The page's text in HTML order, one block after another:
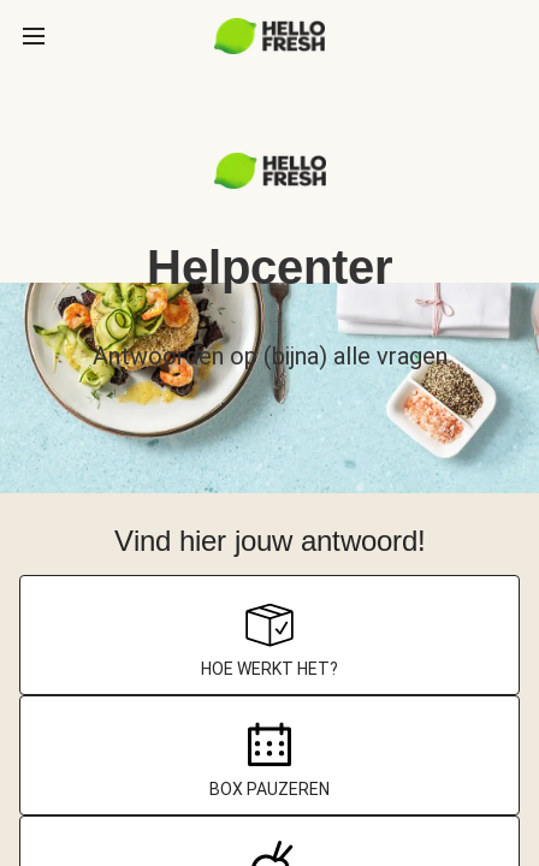
Helpcenter
Antwoorden op (bijna) alle vragen
Vind hier jouw antwoord!
HOE WERKT HET?
BOX PAUZEREN